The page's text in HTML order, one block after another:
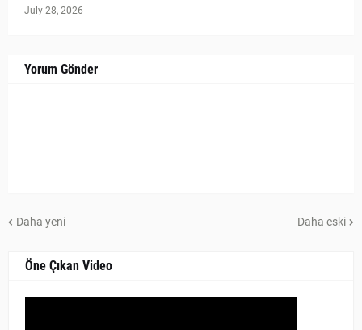
July 28, 2026
Yorum Gönder
Daha yeni Daha eski
Öne Çıkan Video